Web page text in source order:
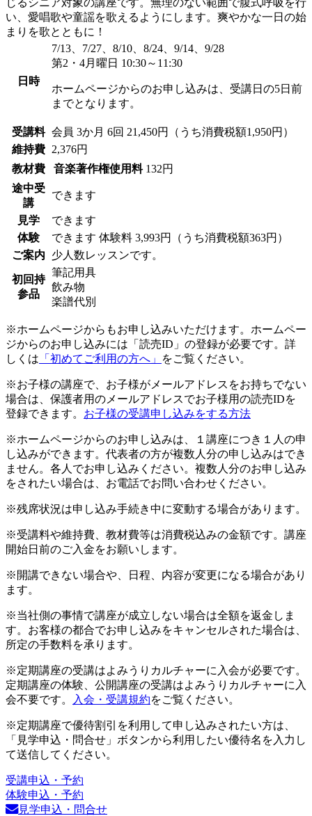
い、愛唱歌や童謡を歌えるようにします。爽やかな一日の始
まりを歌とともに！
日時
7/13、7/27、8/10、8/24、9/14、9/28
第2・4月曜日 10:30～11:30
ホームページからのお申し込みは、受講日の5日前
までとなります。
受講料 会員 3か月 6回 21,450円（うち消費税額1,950円）
維持費
2,376円
教材費
音楽著作権使用料 132円
途中受
講
できます
見学
できます
体験
できます 体験料 3,993円（うち消費税額363円）
ご案内
少人数レッスンです。
初回持
参品
筆記用具
飲み物
楽譜代別
※ホームページからもお申し込みいただけます。ホームペー
ジからのお申し込みには「読売ID」の登録が必要です。詳
しくは 「初めてご利用の方へ」 をご覧ください。
※お子様の講座で、お子様がメールアドレスをお持ちでない
場合は、保護者用のメールアドレスでお子様用の読売IDを
登録できます。 お子様の受講申し込みをする方法
※ホームページからのお申し込みは、１講座につき１人の申
し込みができます。代表者の方が複数人分の申し込みはでき
ません。各人でお申し込みください。複数人分のお申し込み
をされたい場合は、お電話でお問い合わせください。
※残席状況は申し込み手続き中に変動する場合があります。
※受講料や維持費、教材費等は消費税込みの金額です。講座
開始日前のご入金をお願いします。
※開講できない場合や、日程、内容が変更になる場合があり
ます。
※当社側の事情で講座が成立しない場合は全額を返金しま
す。お客様の都合でお申し込みをキャンセルされた場合は、
所定の手数料を承ります。
※定期講座の受講はよみうりカルチャーに入会が必要です。
定期講座の体験、公開講座の受講はよみうりカルチャーに入
会不要です。
入会・受講規約をご覧ください。
※定期講座で優待割引を利用して申し込みされたい方は、
「見学申込・問合せ」ボタンから利用したい優待名を入力し
て送信してください。
受講申込・予約
体験申込・予約
見学申込・問合せ